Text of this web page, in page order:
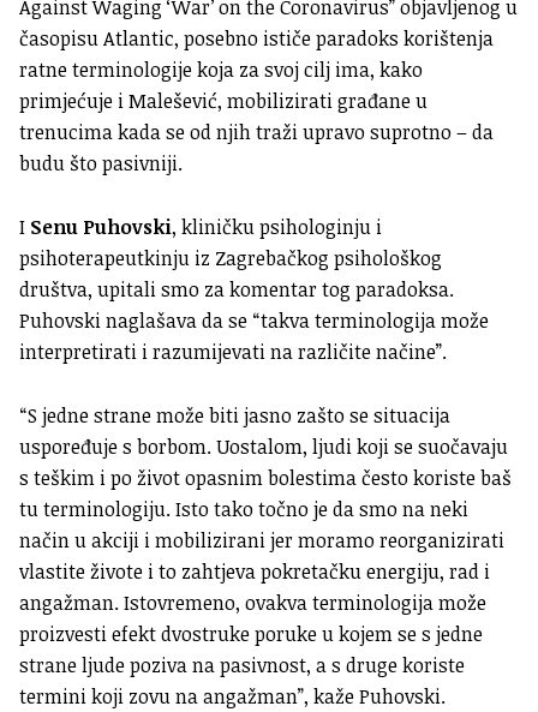
Against Waging ‘War’ on the Coronavirus” objavljenog u
časopisu Atlantic, posebno ističe paradoks korištenja
ratne terminologije koja za svoj cilj ima, kako
primjećuje i Malešević, mobilizirati građane u
trenucima kada se od njih traži upravo suprotno – da
budu što pasivniji.
I Senu Puhovski, kliničku psihologinju i
psihoterapeutkinju iz Zagrebačkog psihološkog
društva, upitali smo za komentar tog paradoksa.
Puhovski naglašava da se “takva terminologija može
interpretirati i razumijevati na različite načine”.
“S jedne strane može biti jasno zašto se situacija
uspoređuje s borbom. Uostalom, ljudi koji se suočavaju
s teškim i po život opasnim bolestima često koriste baš
tu terminologiju. Isto tako točno je da smo na neki
način u akciji i mobilizirani jer moramo reorganizirati
vlastite živote i to zahtjeva pokretačku energiju, rad i
angažman. Istovremeno, ovakva terminologija može
proizvesti efekt dvostruke poruke u kojem se s jedne
strane ljude poziva na pasivnost, a s druge koriste
termini koji zovu na angažman”, kaže Puhovski.